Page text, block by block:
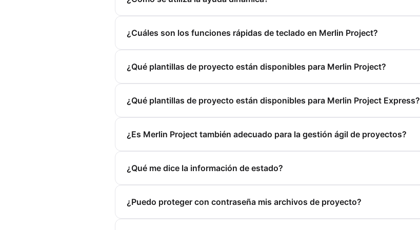
¿Cuáles son los funciones rápidas de teclado en Merlin Project?
¿Qué plantillas de proyecto están disponibles para Merlin Project?
¿Qué plantillas de proyecto están disponibles para Merlin Project Express?
¿Es Merlin Project también adecuado para la gestión ágil de proyectos?
¿Qué me dice la información de estado?
¿Puedo proteger con contraseña mis archivos de proyecto?